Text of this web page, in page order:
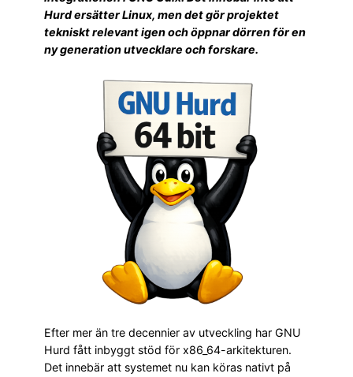
Hurd ersätter Linux, men det gör projektet
tekniskt relevant igen och öppnar dörren för en
ny generation utvecklare och forskare.
Efter mer än tre decennier av utveckling har GNU
Hurd fått inbyggt stöd för x86_64-arkitekturen.
Det innebär att systemet nu kan köras nativt på